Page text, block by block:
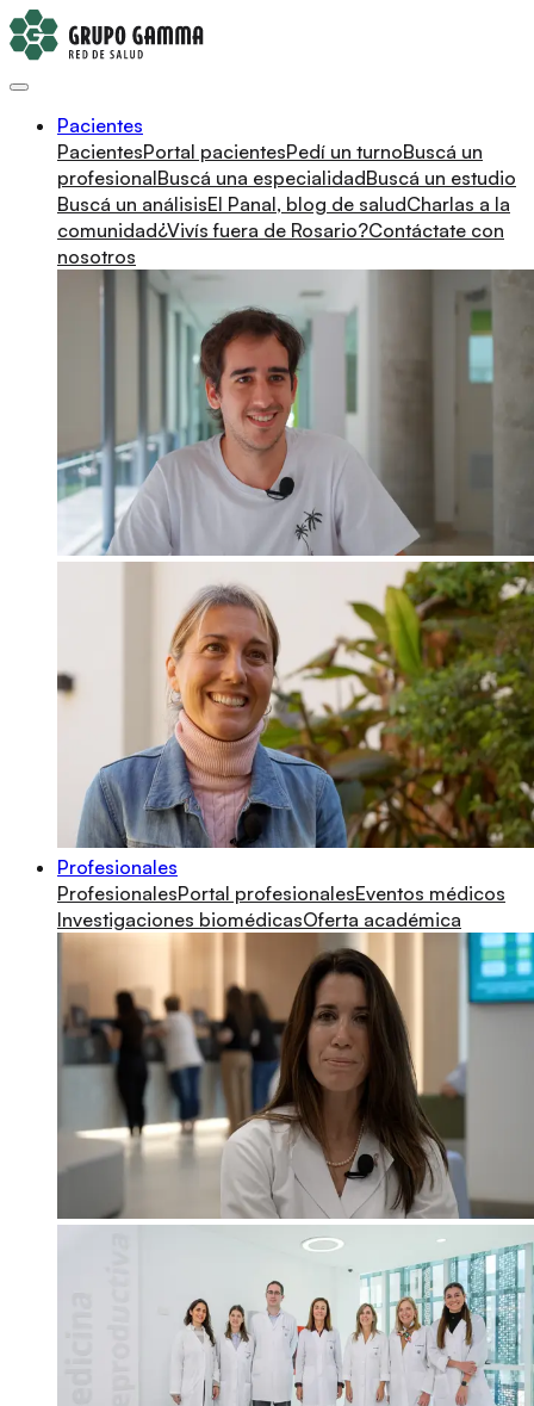
Pacientes
PacientesPortal pacientesPedí un turnoBuscá un
profesionalBuscá una especialidadBuscá un estudio
Buscá un análisisEl Panal, blog de saludCharlas a la
comunidad¿Vivís fuera de Rosario?Contáctate con
nosotros
Profesionales
ProfesionalesPortal profesionalesEventos médicos
Investigaciones biomédicasOferta académica